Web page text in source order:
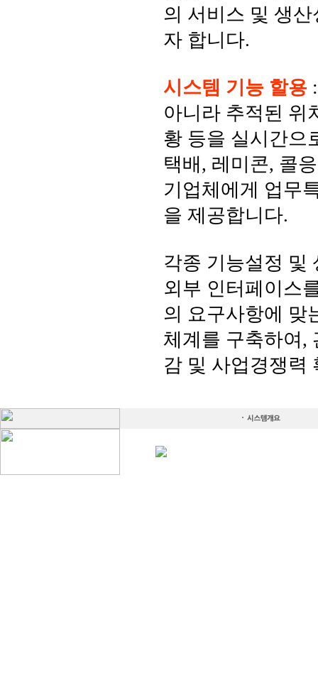
의 서비스 및 생
자 합니다.
시스템 기능 할용
아니라 추적된 위
황 등을 실시간으
택배, 레미콘, 콜
기업체에게 업무
을 제공합니다.
각종 기능설정 및
외부 인터페이스
의 요구사항에 맞
체계를 구축하여,
감 및 사업경쟁력